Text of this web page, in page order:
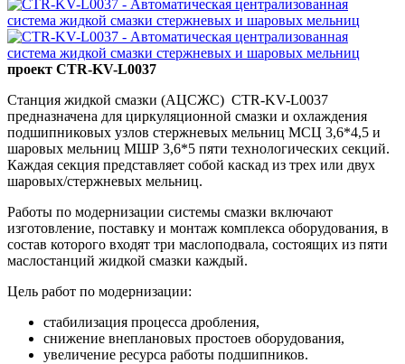
проект CTR-KV-L0037
Станция жидкой смазки (АЦСЖС) CTR-KV-L0037
предназначена для циркуляционной смазки и охлаждения
подшипниковых узлов стержневых мельниц МСЦ 3,6*4,5 и
шаровых мельниц МШР 3,6*5 пяти технологических секций.
Каждая секция представляет собой каскад из трех или двух
шаровых/стержневых мельниц.
Работы по модернизации системы смазки включают
изготовление, поставку и монтаж комплекса оборудования, в
состав которого входят три маслоподвала, состоящих из пяти
маслостанций жидкой смазки каждый.
Цель работ по модернизации:
стабилизация процесса дробления,
снижение внеплановых простоев оборудования,
увеличение ресурса работы подшипников.